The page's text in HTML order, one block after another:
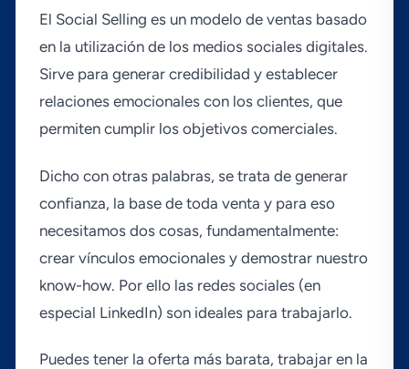
El Social Selling es un modelo de ventas basado
en la utilización de los medios sociales digitales.
Sirve para generar credibilidad y establecer
relaciones emocionales con los clientes, que
permiten cumplir los objetivos comerciales.
Dicho con otras palabras, se trata de generar
confianza, la base de toda venta y para eso
necesitamos dos cosas, fundamentalmente:
crear ví­nculos emocionales y demostrar nuestro
know-how. Por ello las redes sociales (en
especial LinkedIn) son ideales para trabajarlo.
Puedes tener la oferta más barata, trabajar en la